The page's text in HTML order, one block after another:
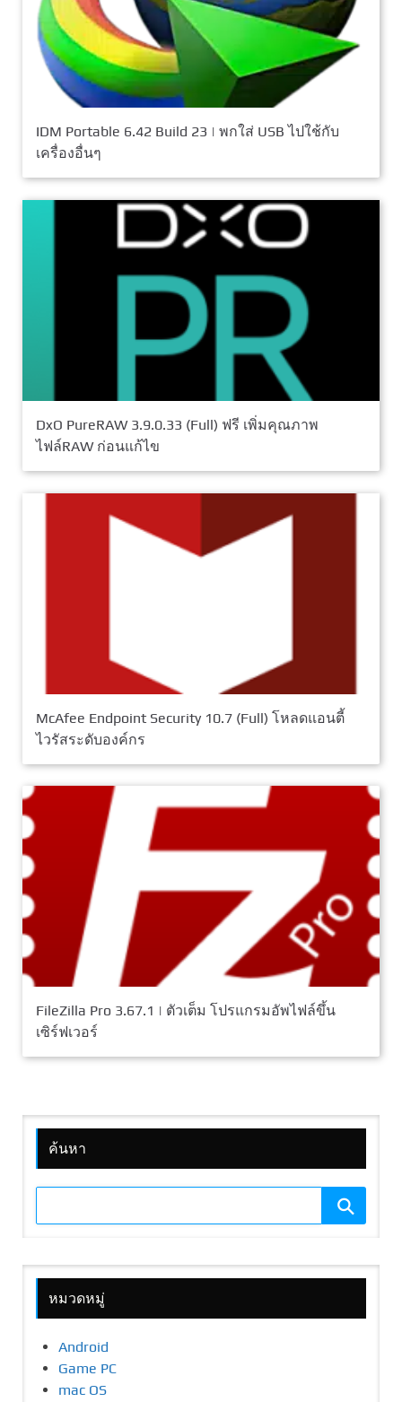
IDM Portable 6.42 Build 23 | พกใส่ USB ไปใช้กับ
เครื่องอื่นๆ
DxO PureRAW 3.9.0.33 (Full) ฟรี เพิ่มคุณภาพ
ไฟล์RAW ก่อนแก้ไข
McAfee Endpoint Security 10.7 (Full) โหลดแอนตี้
ไวรัสระดับองค์กร
FileZilla Pro 3.67.1 | ตัวเต็ม โปรแกรมอัพไฟล์ขึ้น
เซิร์ฟเวอร์
ค้นหา
หมวดหมู่
Android
Game PC
mac OS